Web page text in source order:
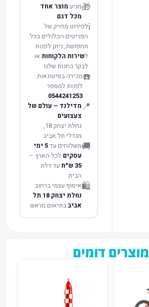
🎁מגיע מוצר אחד
מכל דגם
ℹ️לפירוט מדויק של
הפריטים הכלולים בכל
תחפושת, ניתן לפנות
לשירות הלקוחות או
לבקר בחנות שלנו
☎️מכירה בסיטונאות
לפנות למספר
0544241253
📍 מדילנד – עולם של
צעצועים
נחלת יצחק 18,
מגדלי תל אביב
🚚משלוחים עד 5 ימי
עסקים לכל הארץ –
35 ש״ח
עד דלת
הבית
🛍️איסוף עצמי ברחוב
נחלת יצחק 18 תל
אביבבתיאום מראש
מוצרים דומים